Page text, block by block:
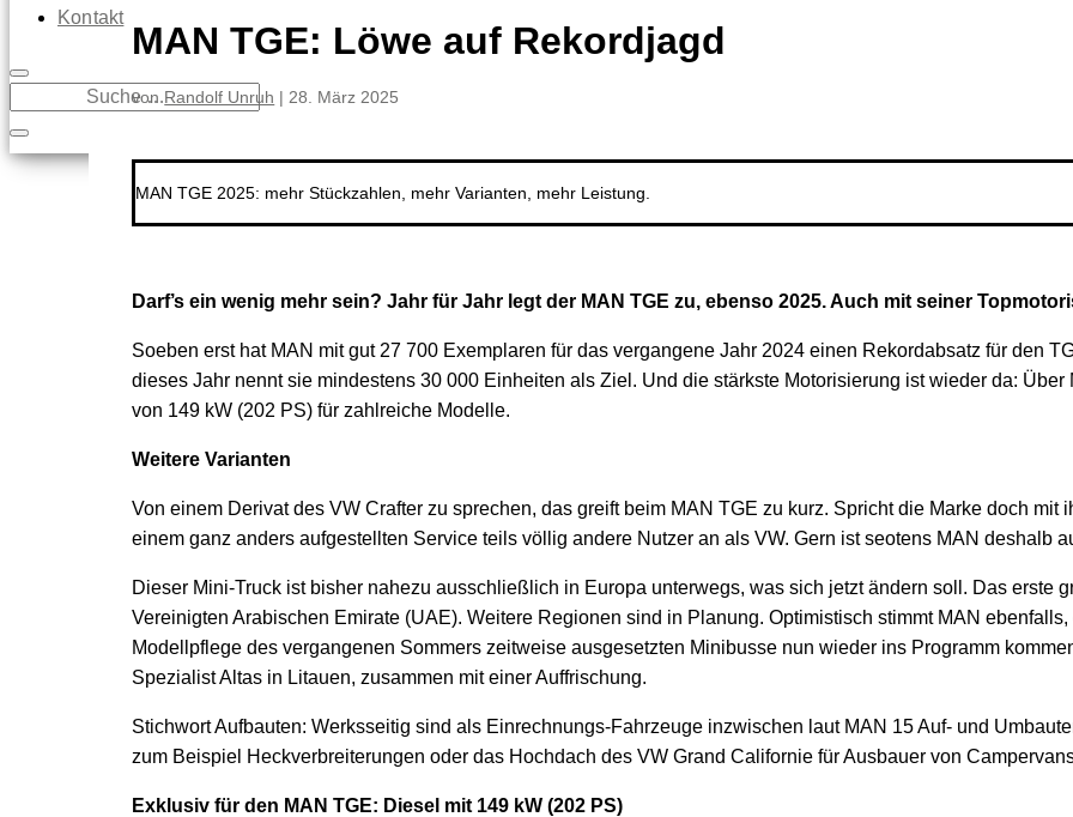
Kontakt
MAN TGE: Löwe auf Rekordjagd
vonRandolf Unruh | 28. März 2025
MAN TGE 2025: mehr Stückzahlen, mehr Varianten, mehr Leistung.
Darf’s ein wenig mehr sein? Jahr für Jahr legt der MAN TGE zu, ebenso 2025. Auch mit seiner
Soeben erst hat MAN mit gut 27 700 Exemplaren für das vergangene Jahr 2024 einen Rekordabsatz für den
dieses Jahr nennt sie mindestens 30 000 Einheiten als Ziel. Und die stärkste Motorisierung ist wieder da:
von 149 kW (202 PS) für zahlreiche Modelle.
Weitere Varianten
Von einem Derivat des VW Crafter zu sprechen, das greift beim MAN TGE zu kurz. Spricht die Marke doch mit
einem ganz anders aufgestellten Service teils völlig andere Nutzer an als VW. Gern ist seotens MAN deshalb
Dieser Mini-Truck ist bisher nahezu ausschließlich in Europa unterwegs, was sich jetzt ändern soll. Das erste
Vereinigten Arabischen Emirate (UAE). Weitere Regionen sind in Planung. Optimistisch stimmt MAN
Modellpflege des vergangenen Sommers zeitweise ausgesetzten Minibusse nun wieder ins Programm
Spezialist Altas in Litauen, zusammen mit einer Auffrischung.
Stichwort Aufbauten: Werksseitig sind als Einrechnungs-Fahrzeuge inzwischen laut MAN 15 Auf- und
zum Beispiel Heckverbreiterungen oder das Hochdach des VW Grand Californie für Ausbauer von
Exklusiv für den MAN TGE: Diesel mit 149 kW (202 PS)